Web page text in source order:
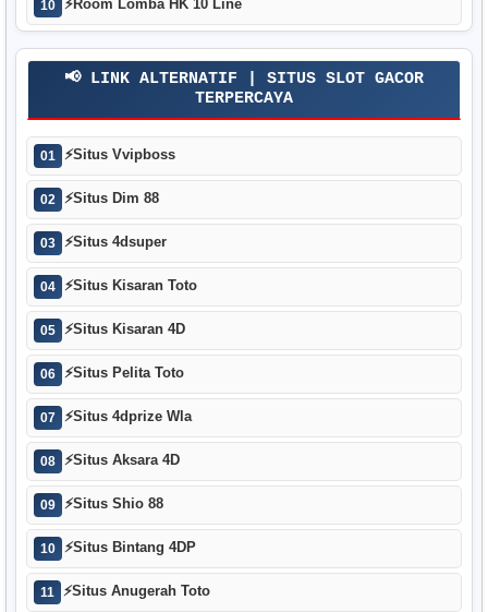
10 ⚡Room Lomba HK 10 Line
📢 LINK ALTERNATIF | SITUS SLOT GACOR
TERPERCAYA
01 ⚡Situs Vvipboss
02 ⚡Situs Dim 88
03 ⚡Situs 4dsuper
04 ⚡Situs Kisaran Toto
05 ⚡Situs Kisaran 4D
06 ⚡Situs Pelita Toto
07 ⚡Situs 4dprize Wla
08 ⚡Situs Aksara 4D
09 ⚡Situs Shio 88
10 ⚡Situs Bintang 4DP
11 ⚡Situs Anugerah Toto